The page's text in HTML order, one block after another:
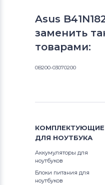
Asus
заменить
товарами:
0B200-03070200
КОМПЛЕКТУЮЩИЕ
ДЛЯ НОУТБУКА
Аккумуляторы для
ноутбуков
Блоки питания для
ноутбуков